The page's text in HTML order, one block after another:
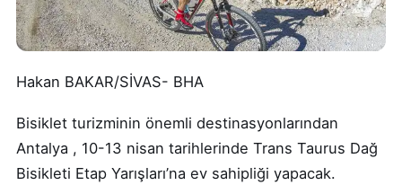
Hakan BAKAR/SİVAS- BHA
Bisiklet turizminin önemli destinasyonlarından
Antalya , 10-13 nisan tarihlerinde Trans Taurus Dağ
Bisikleti Etap Yarışları’na ev sahipliği yapacak.